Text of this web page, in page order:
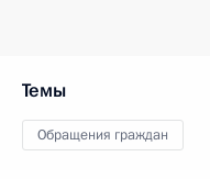
Темы
Обращения граждан